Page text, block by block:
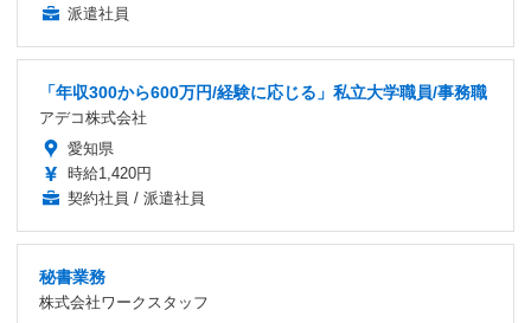
派遣社員
「年収300から600万円/経験に応じる」私立大学職員/事務職
アデコ株式会社
愛知県
時給1,420円
契約社員 / 派遣社員
秘書業務
株式会社ワークスタッフ